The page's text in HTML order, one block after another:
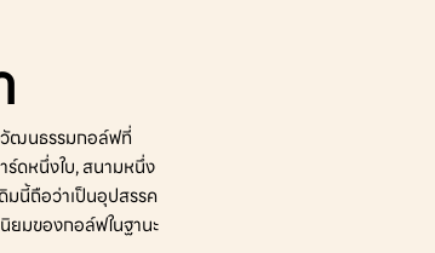
ฒนธรรมกอล์ฟที่
ร์ดหนึ่งใบ, สนามหนึ่ง
มนี้ถือว่าเป็นอุปสรรค
ยมของกอล์ฟในฐานะ